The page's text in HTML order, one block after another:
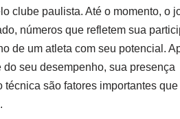
clube paulista. Até o momento, o
números que refletem sua
de um atleta com seu potencial.
seu desempenho, sua presença
são fatores importantes que